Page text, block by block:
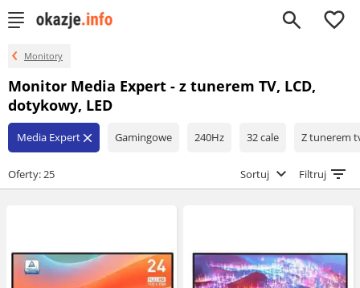
0
Monitory
Monitor Media Expert - z tunerem TV, LCD,
dotykowy, LED
Media Expert close Gamingowe 240Hz 32 cale Z tunerem
Oferty: 25 Sortuj Filtruj